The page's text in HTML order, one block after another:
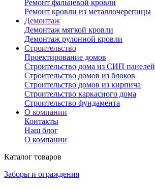
Ремонт фальцевой кровли
Ремонт кровли из металлочерепицы
Демонтаж
Демонтаж мягкой кровли
Демонтаж рулонной кровли
Строительство
Проектирование домов
Строительство дома из СИП панелей
Строительство домов из блоков
Строительство домов из кирпича
Строительство каркасного дома
Строительство фундамента
О компании
Контакты
Наш блог
О компании
Каталог товаров
Заборы и ограждения